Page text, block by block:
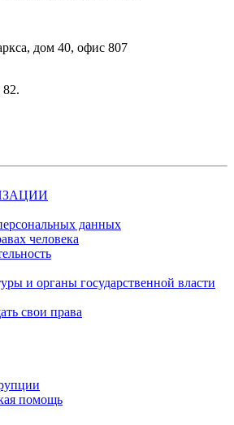
дом 40, офис 807
82.
данных
человека
и органы государственной власти
свои права
помощь